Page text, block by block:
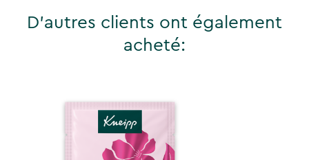
D'autres clients ont également
acheté: